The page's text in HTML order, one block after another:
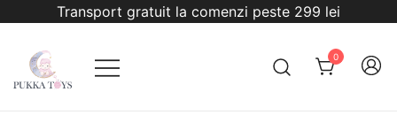
conținut
Transport gratuit la comenzi peste 299 lei
0